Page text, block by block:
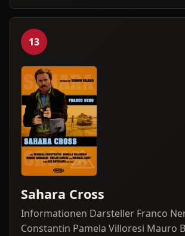
13
Sahara Cross
Informationen Darsteller Franco
Constantin Pamela Villoresi Mauro